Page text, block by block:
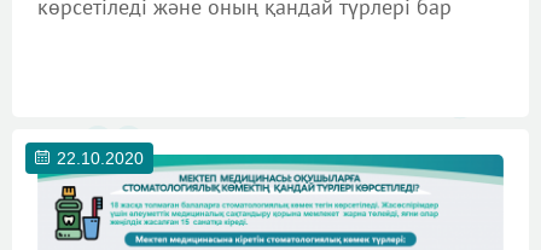
көрсетіледі және оның қандай түрлері бар
22.10.2020